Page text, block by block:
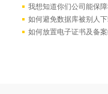
我想知道你们公司能保
如何避免数据库被别人下
如何放置电子证书及备